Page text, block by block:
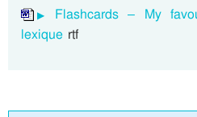
Flashcards – My
lexique rtf